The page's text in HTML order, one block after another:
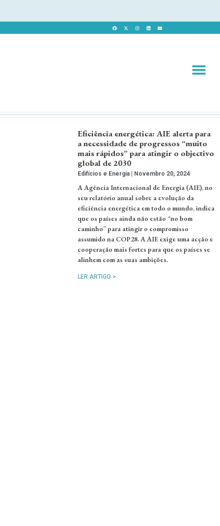
Eficiência energética: AIE alerta para
a necessidade de progressos “muito
mais rápidos” para atingir o objectivo
global de 2030
Edifícios e Energia Novembro 20, 2024
A Agência Internacional de Energia (AIE), no
seu relatório anual sobre a evolução da
eficiência energética em todo o mundo, indica
que os países ainda não estão “no bom
caminho” para atingir o compromisso
assumido na COP28. A AIE exige uma acção e
cooperação mais fortes para que os países se
alinhem com as suas ambições.
LER ARTIGO >